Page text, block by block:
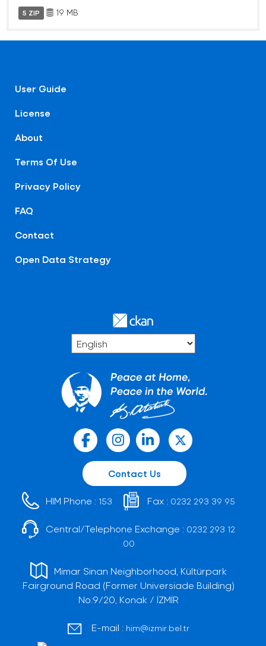
5 ZIP 19 MB
User Guide
License
About
Terms Of Use
Privacy Policy
FAQ
Contact
Open Data Strategy
Contact Us
HIM Phone : 153 Fax : 0232 293 39 95
Central/Telephone Exchange : 0232 293 12
00
Mimar Sinan Neighborhood, Kültürpark
Fairground Road (Former Universiade Building)
No:9/20, Konak / İZMİR
E-mail : him@izmir.bel.tr